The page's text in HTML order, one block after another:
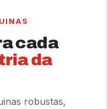
cada
da
robustas,